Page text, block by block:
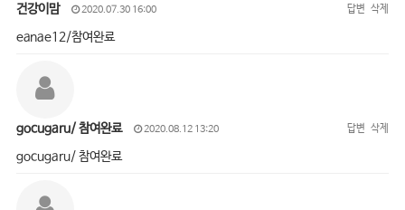
건강이맘 2020.07.30 16:00 답변 삭제
eanae12/참여완료
gocugaru/ 참여완료 2020.08.12 13:20 답변 삭제
gocugaru/ 참여완료